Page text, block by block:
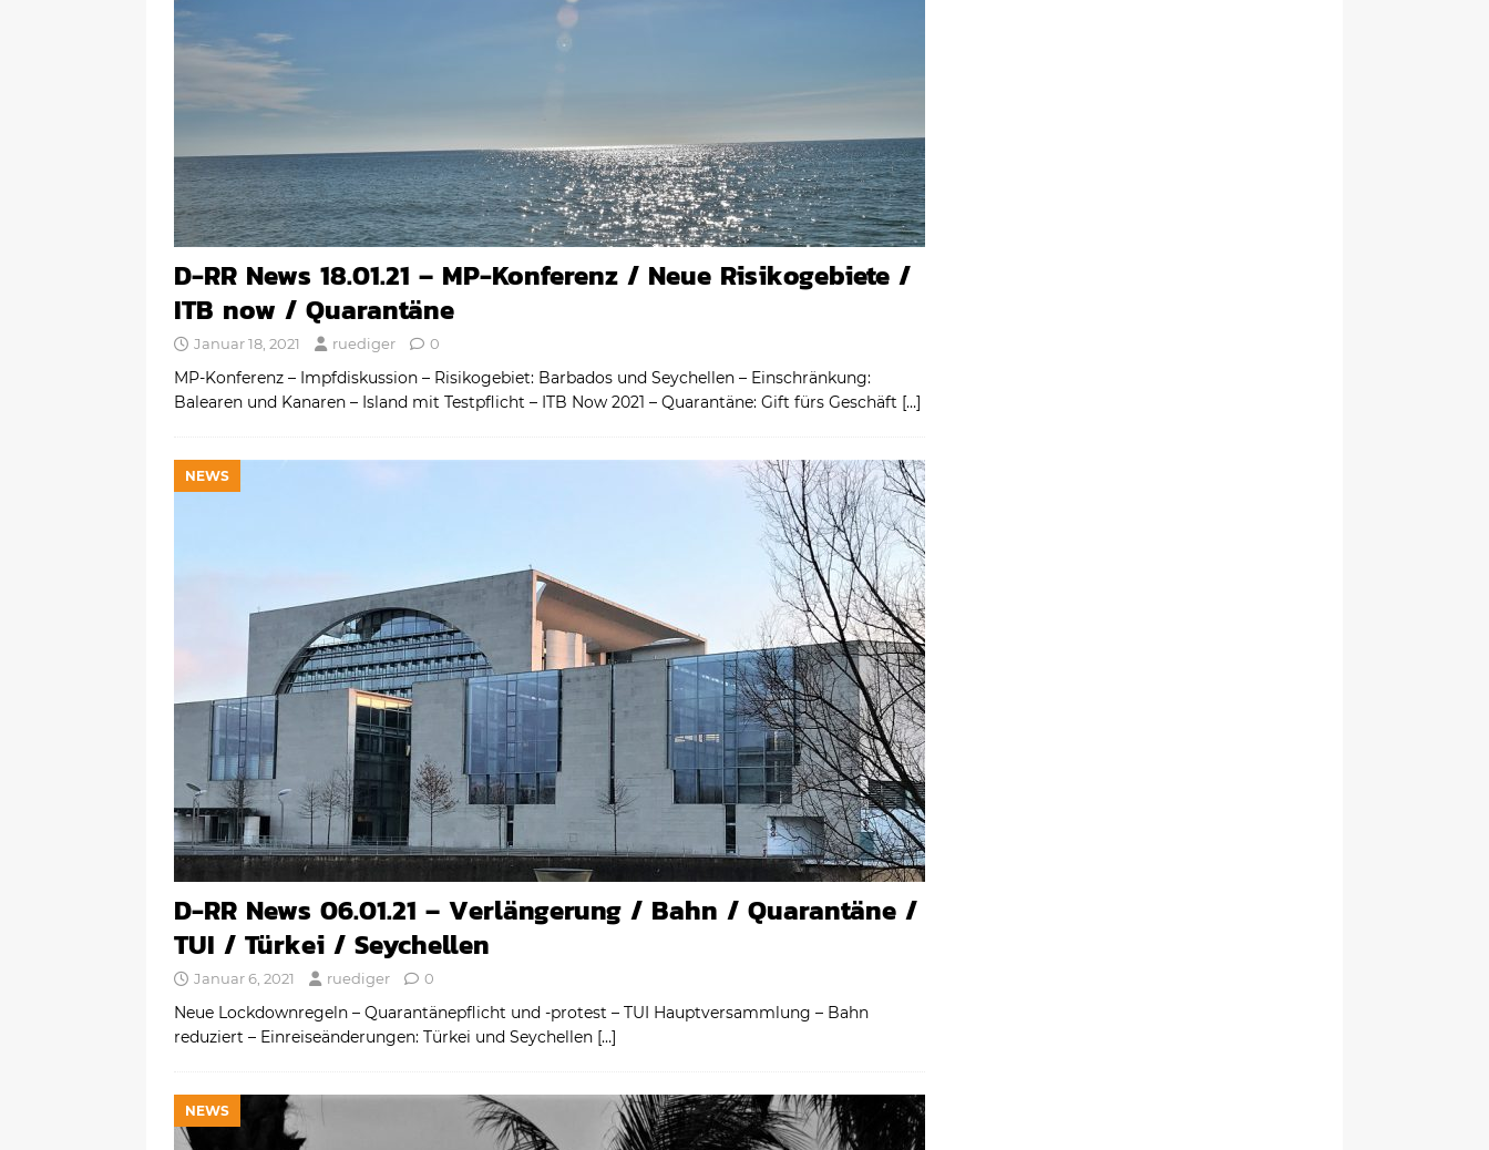
D-RR News 18.01.21 – MP-Konferenz / Neue Risikogebiete /
ITB now / Quarantäne
Januar 18, 2021 ruediger 0
MP-Konferenz – Impfdiskussion – Risikogebiet: Barbados und Seychellen – Einschränkung:
Balearen und Kanaren – Island mit Testpflicht – ITB Now 2021 – Quarantäne: Gift fürs Geschäft […]
NEWS
D-RR News 06.01.21 – Verlängerung / Bahn / Quarantäne /
TUI / Türkei / Seychellen
Januar 6, 2021 ruediger 0
Neue Lockdownregeln – Quarantänepflicht und -protest – TUI Hauptversammlung – Bahn
reduziert – Einreiseänderungen: Türkei und Seychellen […]
NEWS